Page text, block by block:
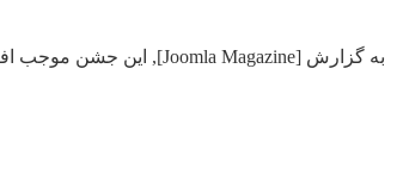
به گزارش [Joomla Magazine], این جشن موجب افزایش توجه رسانه‌ها به جوملا و جذب کاربران جدید شد که برای توسعه جامعه و پشتیبانی از پروژه ارزشمند است.